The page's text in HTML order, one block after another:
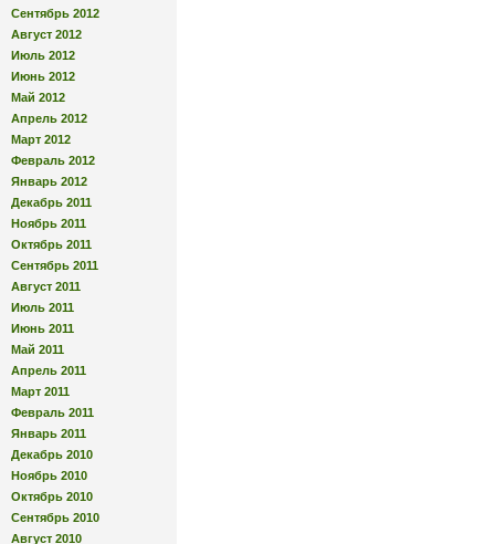
Сентябрь 2012
Август 2012
Июль 2012
Июнь 2012
Май 2012
Апрель 2012
Март 2012
Февраль 2012
Январь 2012
Декабрь 2011
Ноябрь 2011
Октябрь 2011
Сентябрь 2011
Август 2011
Июль 2011
Июнь 2011
Май 2011
Апрель 2011
Март 2011
Февраль 2011
Январь 2011
Декабрь 2010
Ноябрь 2010
Октябрь 2010
Сентябрь 2010
Август 2010